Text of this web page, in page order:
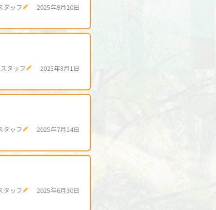
タッフ 2025年9月20日
スタッフ 2025年8月1日
タッフ 2025年7月14日
タッフ 2025年6月30日